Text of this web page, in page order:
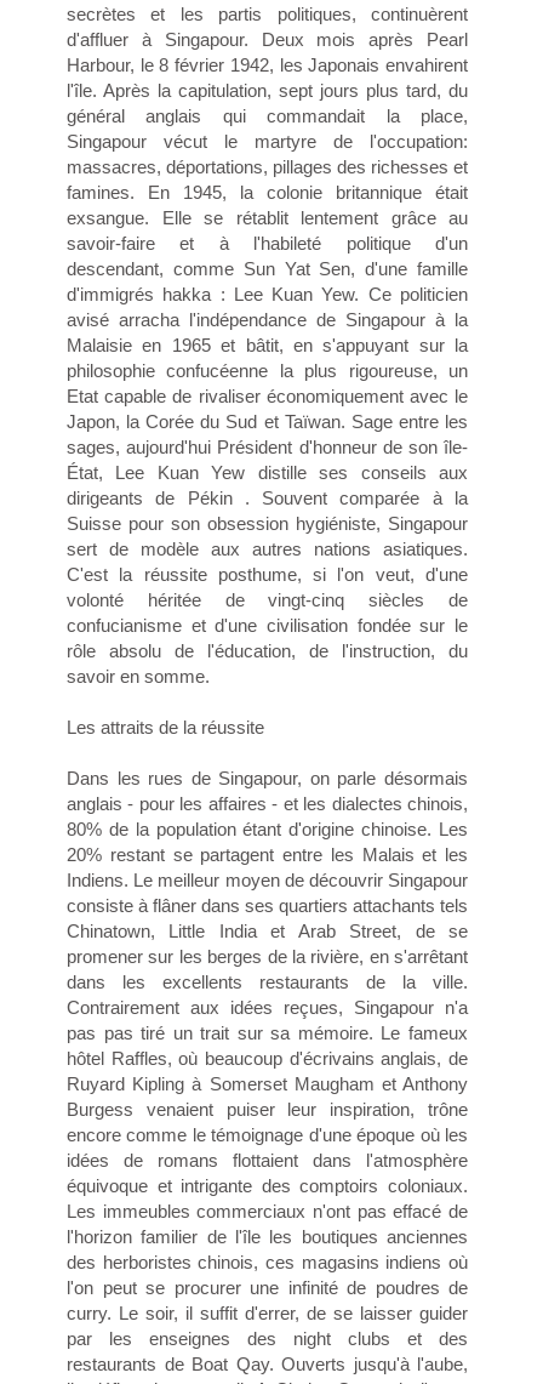
secrètes et les partis politiques, continuèrent
d'affluer à Singapour. Deux mois après Pearl
Harbour, le 8 février 1942, les Japonais envahirent
l'île. Après la capitulation, sept jours plus tard, du
général anglais qui commandait la place,
Singapour vécut le martyre de l'occupation:
massacres, déportations, pillages des richesses et
famines. En 1945, la colonie britannique était
exsangue. Elle se rétablit lentement grâce au
savoir-faire et à l'habileté politique d'un
descendant, comme Sun Yat Sen, d'une famille
d'immigrés hakka : Lee Kuan Yew. Ce politicien
avisé arracha l'indépendance de Singapour à la
Malaisie en 1965 et bâtit, en s'appuyant sur la
philosophie confucéenne la plus rigoureuse, un
Etat capable de rivaliser économiquement avec le
Japon, la Corée du Sud et Taïwan. Sage entre les
sages, aujourd'hui Président d'honneur de son île-
État, Lee Kuan Yew distille ses conseils aux
dirigeants de Pékin . Souvent comparée à la
Suisse pour son obsession hygiéniste, Singapour
sert de modèle aux autres nations asiatiques.
C'est la réussite posthume, si l'on veut, d'une
volonté héritée de vingt-cinq siècles de
confucianisme et d'une civilisation fondée sur le
rôle absolu de l'éducation, de l'instruction, du
savoir en somme.
Les attraits de la réussite
Dans les rues de Singapour, on parle désormais
anglais - pour les affaires - et les dialectes chinois,
80% de la population étant d'origine chinoise. Les
20% restant se partagent entre les Malais et les
Indiens. Le meilleur moyen de découvrir Singapour
consiste à flâner dans ses quartiers attachants tels
Chinatown, Little India et Arab Street, de se
promener sur les berges de la rivière, en s'arrêtant
dans les excellents restaurants de la ville.
Contrairement aux idées reçues, Singapour n'a
pas pas tiré un trait sur sa mémoire. Le fameux
hôtel Raffles, où beaucoup d'écrivains anglais, de
Ruyard Kipling à Somerset Maugham et Anthony
Burgess venaient puiser leur inspiration, trône
encore comme le témoignage d'une époque où les
idées de romans flottaient dans l'atmosphère
équivoque et intrigante des comptoirs coloniaux.
Les immeubles commerciaux n'ont pas effacé de
l'horizon familier de l'île les boutiques anciennes
des herboristes chinois, ces magasins indiens où
l'on peut se procurer une infinité de poudres de
curry. Le soir, il suffit d'errer, de se laisser guider
par les enseignes des night clubs et des
restaurants de Boat Qay. Ouverts jusqu'à l'aube,